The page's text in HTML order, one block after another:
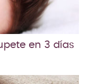
en 3 días